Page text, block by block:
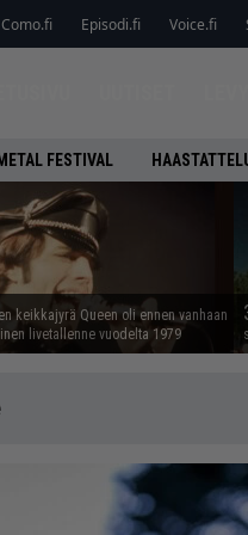
Como.fi Episodi.fi Voice.fi
FESTIVAL
keikkajyrä Queen oli ennen vanhaan
livetallenne vuodelta 1979